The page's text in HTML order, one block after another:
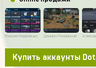
Максим Коваленко Даниил Лазовский
Купить аккаунты